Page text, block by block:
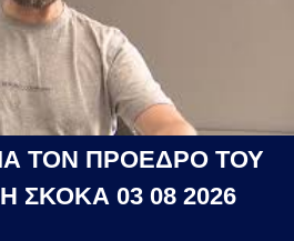
ΤΟΝ ΠΡΟΕΔΡΟ ΤΟΥ
ΣΚΟΚΑ 03 08 2026